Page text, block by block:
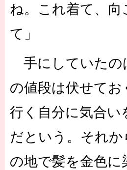
ね。これ着て、
て」
手にしていたの
の値段は伏せて
行く自分に気合
だという。それ
の地で髪を金色